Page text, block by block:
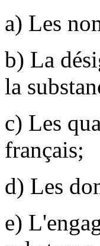
a) Les
b) La
la
c) Les
français;
d) Les
e)